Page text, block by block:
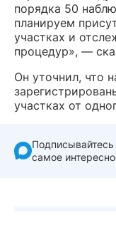
порядка 50
планируем
участках и
процедур», —
Он уточнил, что
участках от
Подписывайтесь
самое